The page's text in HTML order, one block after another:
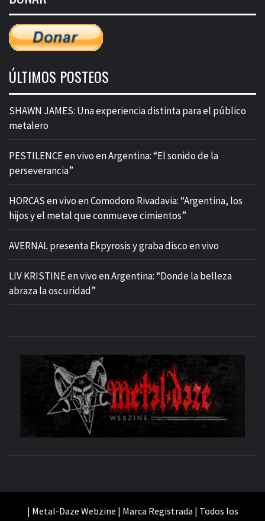
ÚLTIMOS POSTEOS
SHAWN JAMES: Una experiencia distinta para el público
metalero
PESTILENCE en vivo en Argentina: “El sonido de la
perseverancia”
HORCAS en vivo en Comodoro Rivadavia: “Argentina, los
hijos y el metal que conmueve cimientos”
AVERNAL presenta Ekpyrosis y graba disco en vivo
LIV KRISTINE en vivo en Argentina: “Donde la belleza
abraza la oscuridad”
| Metal-Daze Webzine | Marca Registrada | Todos los